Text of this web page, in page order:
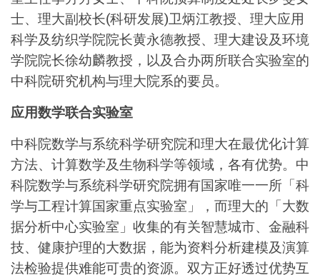
士、理大副校长(科研发展)卫炳江教授、理大应用
科学及纺织学院院长黄永德教授、理大建设及环境
学院院长徐幼麟教授，以及合办两所联合实验室的
中科院研究机构与理大院系的要员。
应用数学联合实验室
中科院数学与系统科学研究院和理大在最优化计算
方法、计算数学及生物科学等领域，各有优势。中
科院数学与系统科学研究院拥有国家唯一一所「科
学与工程计算国家重点实验室」，而理大的「大数
据分析中心实验室」收集的有关智慧城市、金融科
技、健康护理的大数据，能为资料分析建模及演算
法检验提供难能可贵的资源。双方正好透过优势互